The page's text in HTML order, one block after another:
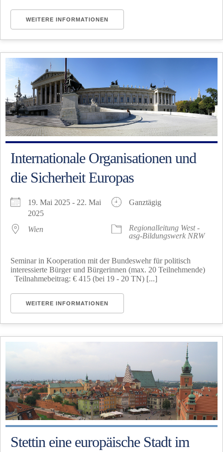
WEITERE INFORMATIONEN
Internationale Organisationen und
die Sicherheit Europas
19. Mai 2025 - 22. Mai
2025
Ganztägig
Wien
Regionalleitung West -
asg-Bildungswerk NRW
Seminar in Kooperation mit der Bundeswehr für politisch
interessierte Bürger und Bürgerinnen (max. 20 Teilnehmende)
Teilnahmebeitrag: € 415 (bei 19 - 20 TN) [...]
WEITERE INFORMATIONEN
Stettin eine europäische Stadt im